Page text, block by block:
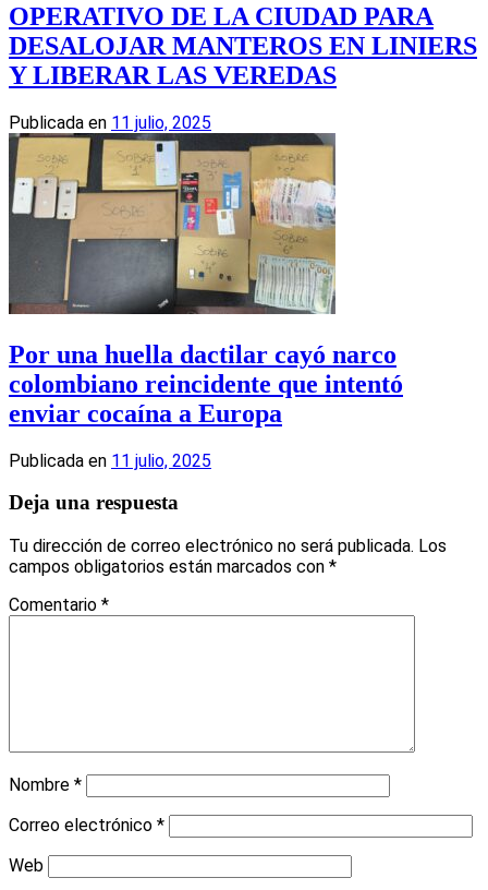
OPERATIVO DE LA CIUDAD PARA
DESALOJAR MANTEROS EN LINIERS
Y LIBERAR LAS VEREDAS
Publicada en 11 julio, 2025
Por una huella dactilar cayó narco
colombiano reincidente que intentó
enviar cocaína a Europa
Publicada en 11 julio, 2025
Deja una respuesta
Tu dirección de correo electrónico no será publicada. Los
campos obligatorios están marcados con *
Comentario *
Nombre *
Correo electrónico *
Web